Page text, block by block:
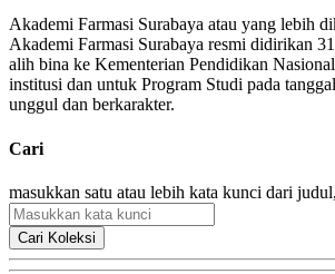
Akademi Farmasi Surabaya atau yang lebih
Akademi Farmasi Surabaya resmi didirikan
alih bina ke Kementerian Pendidikan
institusi dan untuk Program Studi pada
unggul dan berkarakter.
Cari
masukkan satu atau lebih kata kunci dari
Cari Koleksi